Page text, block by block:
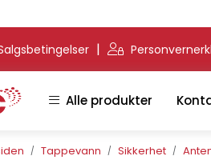
|
Alle produkter
Tappevann Sikkerhet